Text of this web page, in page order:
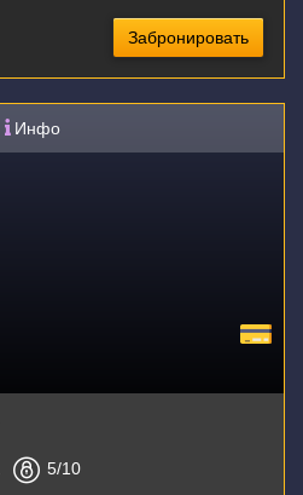
Забронировать
Инфо
5/10